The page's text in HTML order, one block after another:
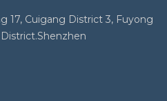
17, Cuigang District 3, Fuyong